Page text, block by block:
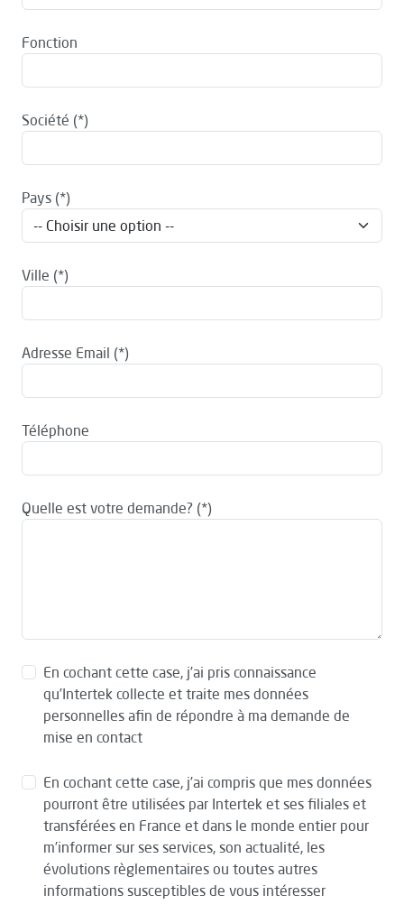
Fonction
Société
Pays
Ville
Adresse Email
Téléphone
Quelle est votre demande?
En cochant cette case, j’ai pris connaissance
qu’Intertek collecte et traite mes données
personnelles afin de répondre à ma demande de
mise en contact
En cochant cette case, j’ai compris que mes données
pourront être utilisées par Intertek et ses filiales et
transférées en France et dans le monde entier pour
m’informer sur ses services, son actualité, les
évolutions règlementaires ou toutes autres
informations susceptibles de vous intéresser